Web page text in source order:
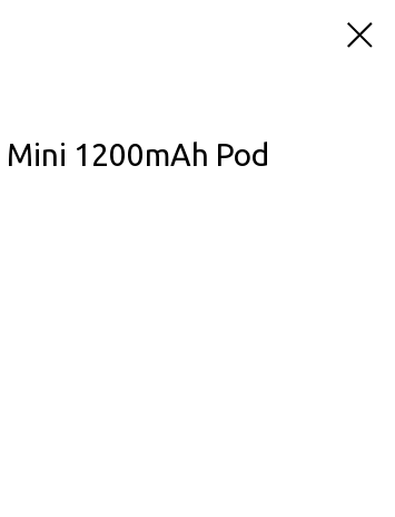
Mini 1200mAh Pod